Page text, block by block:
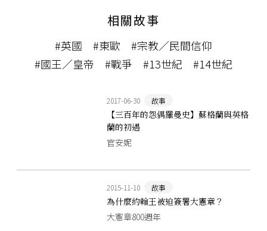
相關故事
#英國 #東歐
#宗教／民間信仰
#國王／皇帝
#戰爭 #13世紀 #14世紀
2017-06-30 故事
【三百年的怨偶羅曼史】蘇格蘭與英格
蘭的初遇
官安妮
2015-11-10 故事
為什麼約翰王被迫簽署大憲章？
大憲章800週年